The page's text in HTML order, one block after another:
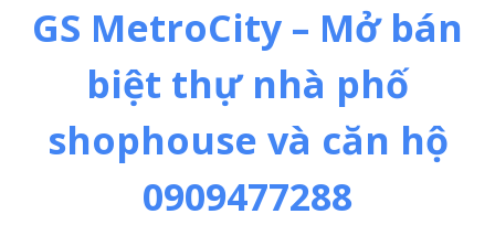
GS MetroCity – Mở bán
biệt thự nhà phố
shophouse và căn hộ
0909477288